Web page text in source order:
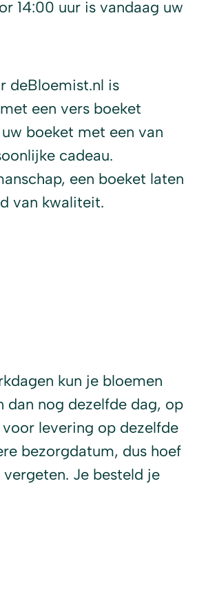
14:00 uur is vandaag uw
deBloemist.nl is
een vers boeket
boeket met een van
cadeau.
een boeket laten
van kwaliteit.
kun je bloemen
dan nog dezelfde dag, op
levering op dezelfde
bezorgdatum, dus hoef
Je besteld je